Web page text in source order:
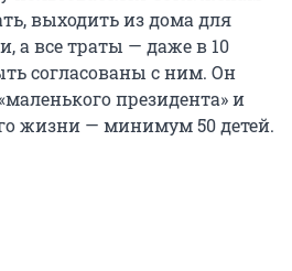
выходить из дома для
а все траты — даже в 10
согласованы с ним. Он
президента» и
жизни — минимум 50 детей.